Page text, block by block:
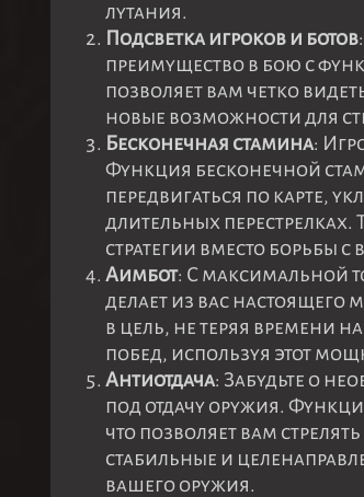
лутания.
Подсветка игроков и ботов
преимущество в бою с
позволяет вам четко
новые возможности для
Бесконечная стамина:
Функция бесконечной
передвигаться по карте,
длительных перестрелках.
стратегии вместо борьбы
Аимбот: С максимальной
делает из вас настоящего
в цель, не теряя времени
побед, используя этот
Антиотдача: Забудьте о
под отдачу оружия.
что позволяет вам
стабильные и
вашего оружия.